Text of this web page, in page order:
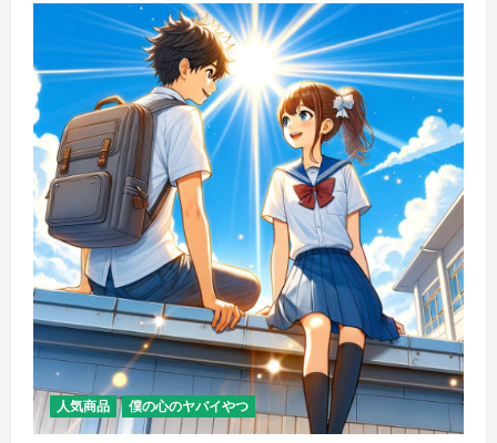
ノ
ロ
ジ
ー
の
未
来
を
手
に
入
れ
よ
う-
最
新
ス
マ
ー
ト
フ
ォ
ン、
ガ
ジ
ェ
ッ
ト、
人気商品 僕の心のヤバイやつ